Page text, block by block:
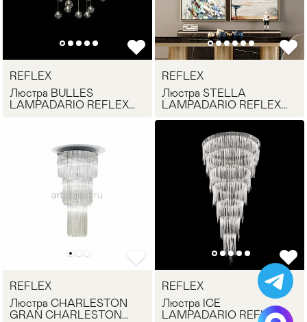
REFLEX
Люстра BULLES
LAMPADARIO REFLEX
REFLEX
Люстра STELLA
LAMPADARIO REFLEX
REFLEX
Люстра CHARLESTON
GRAN CHARLESTON
REFLEX
Люстра ICE
LAMPADARIO REFLEX